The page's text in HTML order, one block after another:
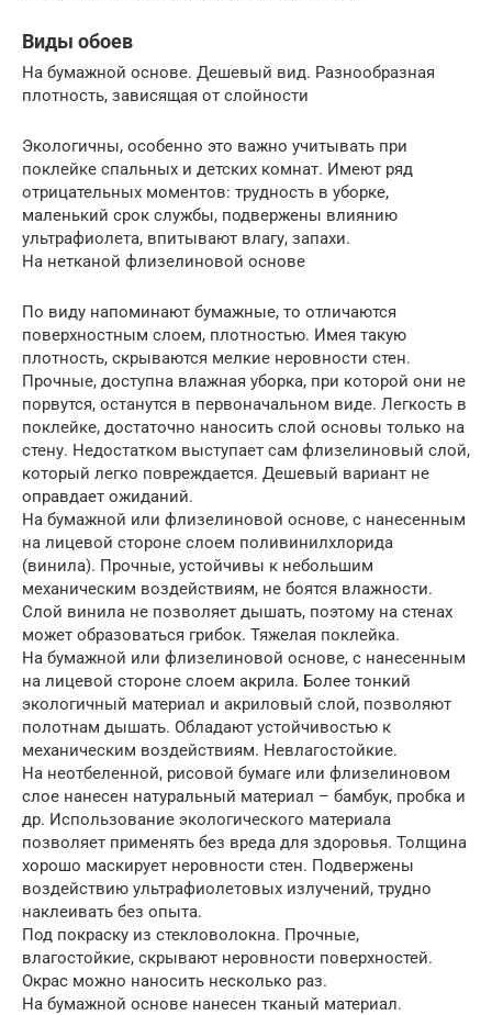
Виды обоев
На бумажной основе. Дешевый вид. Разнообразная
плотность, зависящая от слойности
Экологичны, особенно это важно учитывать при
поклейке спальных и детских комнат. Имеют ряд
отрицательных моментов: трудность в уборке,
маленький срок службы, подвержены влиянию
ультрафиолета, впитывают влагу, запахи.
На нетканой флизелиновой основе
По виду напоминают бумажные, то отличаются
поверхностным слоем, плотностью. Имея такую
плотность, скрываются мелкие неровности стен.
Прочные, доступна влажная уборка, при которой они не
порвутся, останутся в первоначальном виде. Легкость в
поклейке, достаточно наносить слой основы только на
стену. Недостатком выступает сам флизелиновый слой,
который легко повреждается. Дешевый вариант не
оправдает ожиданий.
На бумажной или флизелиновой основе, с нанесенным
на лицевой стороне слоем поливинилхлорида
(винила). Прочные, устойчивы к небольшим
механическим воздействиям, не боятся влажности.
Слой винила не позволяет дышать, поэтому на стенах
может образоваться грибок. Тяжелая поклейка.
На бумажной или флизелиновой основе, с нанесенным
на лицевой стороне слоем акрила. Более тонкий
экологичный материал и акриловый слой, позволяют
полотнам дышать. Обладают устойчивостью к
механическим воздействиям. Невлагостойкие.
На неотбеленной, рисовой бумаге или флизелиновом
слое нанесен натуральный материал – бамбук, пробка и
др. Использование экологического материала
позволяет применять без вреда для здоровья. Толщина
хорошо маскирует неровности стен. Подвержены
воздействию ультрафиолетовых излучений, трудно
наклеивать без опыта.
Под покраску из стекловолокна. Прочные,
влагостойкие, скрывают неровности поверхностей.
Окрас можно наносить несколько раз.
На бумажной основе нанесен тканый материал.